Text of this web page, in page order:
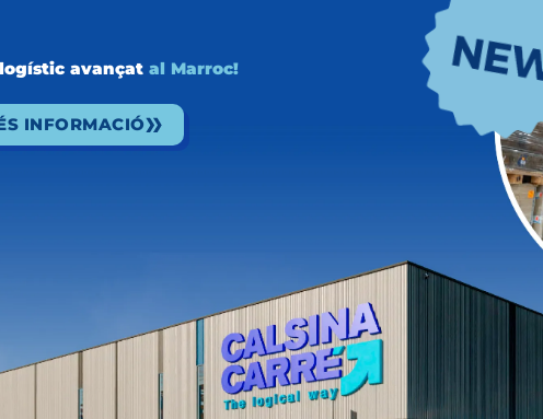
operacions a la regió, dissenyat per facilitar un flux
a la zona franca de Táger Automotive City, el
transfronterera.
al Nord d'Àfrica és la sostenibilitat. A més de reduir
any hem ampliat la nostra flota marroquina, incorporant
respectuós amb el medi ambient. A més, el nostre
les nostres rutes marítimes, cercant autopistes del
logística i minimitzar la nostra petjada
aposta per un transport sostenible i respon a la
equilibrin l'eficiència amb la responsabilitat
avançatal Marroc!
INFORMACIÓ